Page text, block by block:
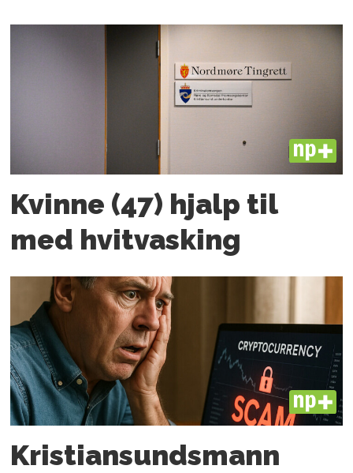
PLUS
Kvinne (47) hjalp til
med hvitvasking
PLUS
Kristiansundsmann